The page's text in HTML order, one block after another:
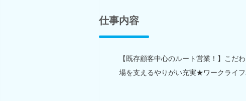
仕事内容
【既存顧客中心のルート営業！】こだ
場を支えるやりがい充実★ワークライ